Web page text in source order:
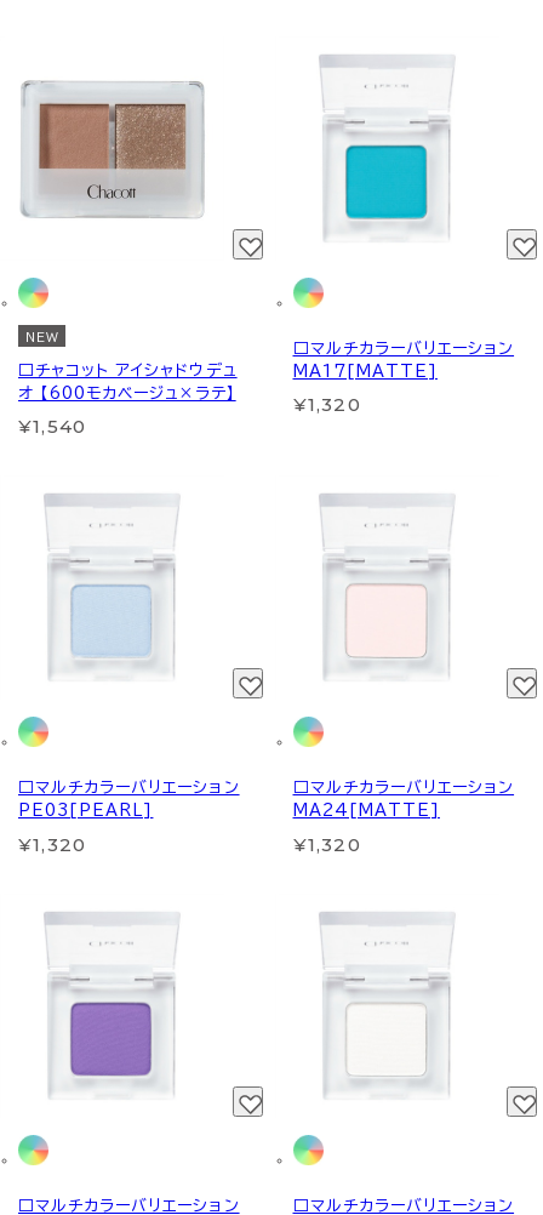
NEW
□チャコット アイシャドウデュ
オ 【600モカベージュ×ラテ】
¥1,540
□マルチカラーバリエーション
MA17[MATTE]
¥1,320
□マルチカラーバリエーション
PE03[PEARL]
¥1,320
□マルチカラーバリエーション
MA24[MATTE]
¥1,320
□マルチカラーバリエーション
□マルチカラーバリエーション